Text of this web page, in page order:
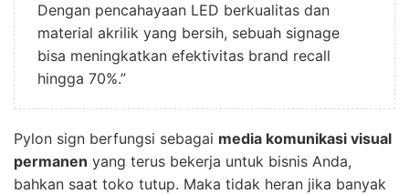
Dengan pencahayaan LED berkualitas dan
material akrilik yang bersih, sebuah signage
bisa meningkatkan efektivitas brand recall
hingga 70%.”
Pylon sign berfungsi sebagai media komunikasi visual
permanen yang terus bekerja untuk bisnis Anda,
bahkan saat toko tutup. Maka tidak heran jika banyak